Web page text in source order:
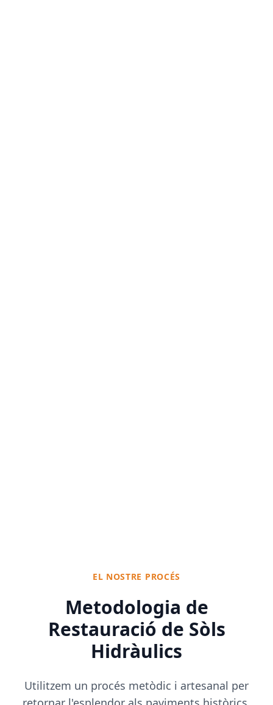
EL NOSTRE PROCÉS
Metodologia de
Restauració de Sòls
Hidràulics
Utilitzem un procés metòdic i artesanal per